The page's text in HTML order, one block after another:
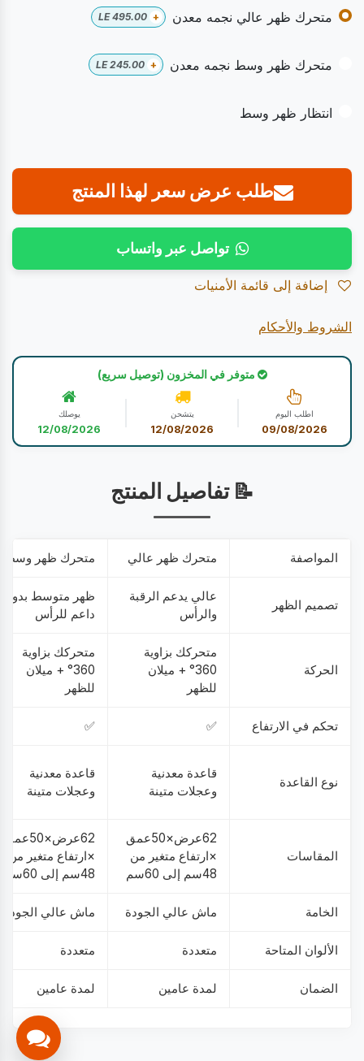
متحرك ظهر عالي نجمه معدن +
495.00
LE
متحرك ظهر وسط نجمه معدن +
245.00
LE
انتظار ظهر وسط
طلب عرض سعر لهذا المنتج
تواصل عبر واتساب
الشروط والأحكام
متوفر في المخزون (توصيل سريع)
اطلب اليوم
09/08/2026
يتشحن
12/08/2026
يوصلك
12/08/2026
📝 تفاصيل المنتج
المواصفة متحرك ظهر عالي متحرك ظهر وسط
تصميم الظهر
عالي يدعم الرقبة
والرأس
ظهر متوسط بدون
داعم للرأس
الحركة
متحركك بزاوية
360° + ميلان
للظهر
متحركك بزاوية
360° + ميلان
للظهر
تحكم في الارتفاع ✅
✅
نوع القاعدة
قاعدة معدنية
وعجلات متينة
قاعدة معدنية
وعجلات متينة
المقاسات
62عرض×50عمق
×ارتفاع متغير من
48سم إلى 60سم
62عرض×50عمق
×ارتفاع متغير من
48سم إلى 60سم
الخامة ماش عالي الجودة ماش عالي الجودة
الألوان المتاحة متعددة متعددة
الضمان لمدة عامين لمدة عامين